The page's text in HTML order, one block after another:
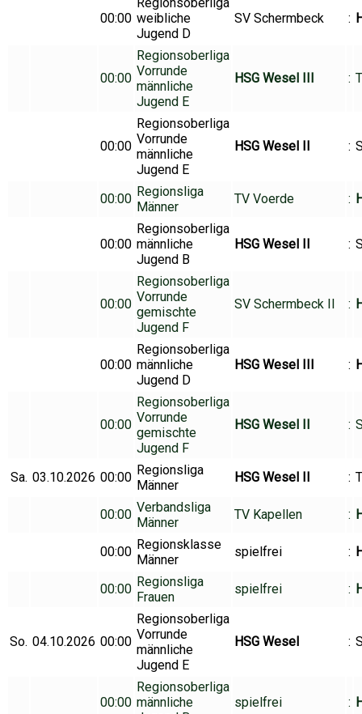
00:00 weibliche
Jugend D
SV Schermbeck :
00:00
Regionsoberliga
Vorrunde
männliche
Jugend E
HSG Wesel III :
00:00
Regionsoberliga
Vorrunde
männliche
Jugend E
HSG Wesel II :
00:00 Regionsliga
Männer
TV Voerde :
00:00
Regionsoberliga
männliche
Jugend B
HSG Wesel II :
00:00
Regionsoberliga
Vorrunde
gemischte
Jugend F
SV Schermbeck II :
00:00
Regionsoberliga
männliche
Jugend D
HSG Wesel III :
00:00
Regionsoberliga
Vorrunde
gemischte
Jugend F
HSG Wesel II :
Sa. 03.10.2026 00:00 Regionsliga
Männer
HSG Wesel II :
00:00 Verbandsliga
Männer
TV Kapellen :
00:00 Regionsklasse
Männer
spielfrei :
00:00 Regionsliga
Frauen
spielfrei :
So. 04.10.2026 00:00
Regionsoberliga
Vorrunde
männliche
Jugend E
HSG Wesel :
00:00
Regionsoberliga
männliche
spielfrei :